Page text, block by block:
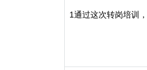
1通过这次转岗培训